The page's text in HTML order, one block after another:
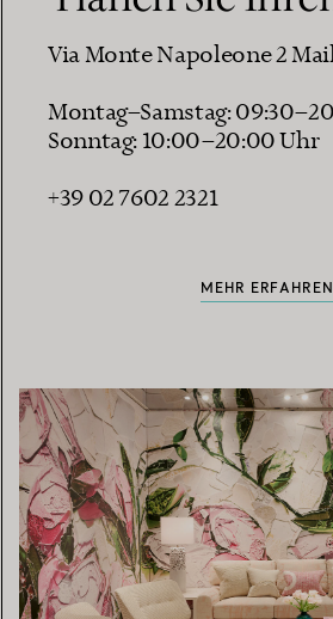
Via Monte Napoleone 2
Montag–Samstag:
Sonntag: 10:00–20:00 Uhr
+39 02 7602 2321
MEHR ERFAHREN